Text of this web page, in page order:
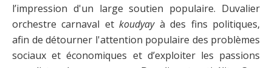
l’impression d'un large soutien populaire. Duvalier
orchestre carnaval etkoudyayà des fins politiques,
afin de détourner l'attention populaire des problèmes
sociaux et économiques et d’exploiter les passions